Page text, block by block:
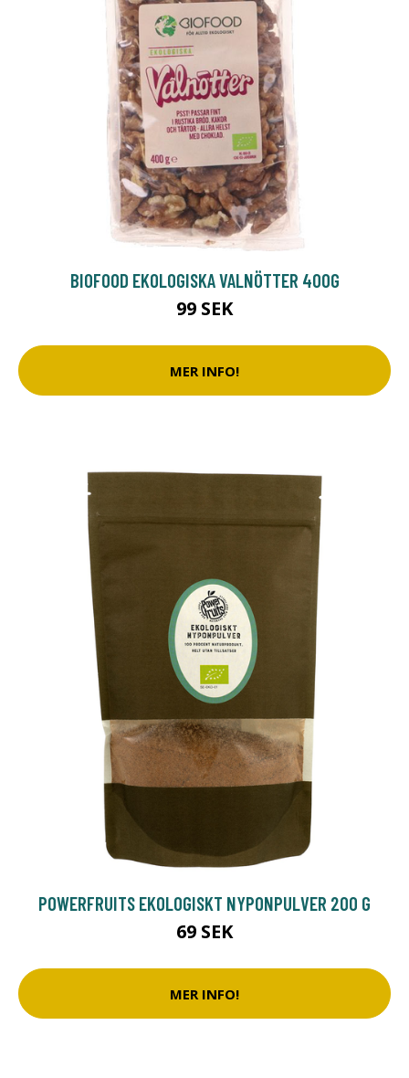
BIOFOOD EKOLOGISKA VALNÖTTER 400G
99 SEK
MER INFO!
POWERFRUITS EKOLOGISKT NYPONPULVER 200 G
69 SEK
MER INFO!